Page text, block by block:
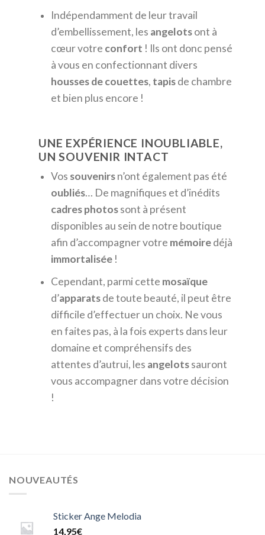
Indépendamment de leur travail
d’embellissement, les angelotsont à
cœur votre confort ! Ils ont donc pensé
à vous en confectionnant divers
housses de couettes, tapisde chambre
et bien plus encore !
UNE EXPÉRIENCE INOUBLIABLE,
UN SOUVENIR INTACT
Vos souvenirsn’ont également pas été
oubliés… De magnifiques et d’inédits
cadres photossont à présent
disponibles au sein de notre boutique
afin d’accompagner votre mémoiredéjà
immortalisée!
Cependant, parmi cette mosaïque
d’apparatsde toute beauté, il peut être
difficile d’effectuer un choix. Ne vous
en faites pas, à la fois experts dans leur
domaine et compréhensifs des
attentes d’autrui, les angelotssauront
vous accompagner dans votre décision
!
NOUVEAUTÉS
Sticker Ange Melodia
14,95€